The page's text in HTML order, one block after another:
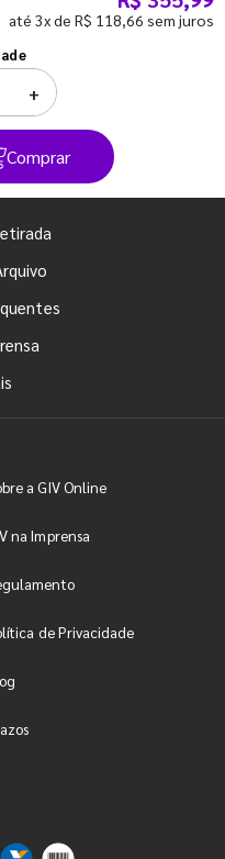
até 3x de R$ 118,66 sem juros
+
Comprar
a GIV Online
na Imprensa
de Privacidade